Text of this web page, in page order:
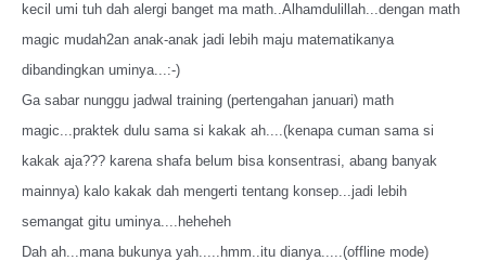
kecil umi tuh dah alergi banget ma math..Alhamdulillah...dengan math
magic mudah2an anak-anak jadi lebih maju matematikanya
dibandingkan uminya...:-)
Ga sabar nunggu jadwal training (pertengahan januari) math
magic...praktek dulu sama si kakak ah....(kenapa cuman sama si
kakak aja??? karena shafa belum bisa konsentrasi, abang banyak
mainnya) kalo kakak dah mengerti tentang konsep...jadi lebih
semangat gitu uminya....heheheh
Dah ah...mana bukunya yah.....hmm..itu dianya.....(offline mode)